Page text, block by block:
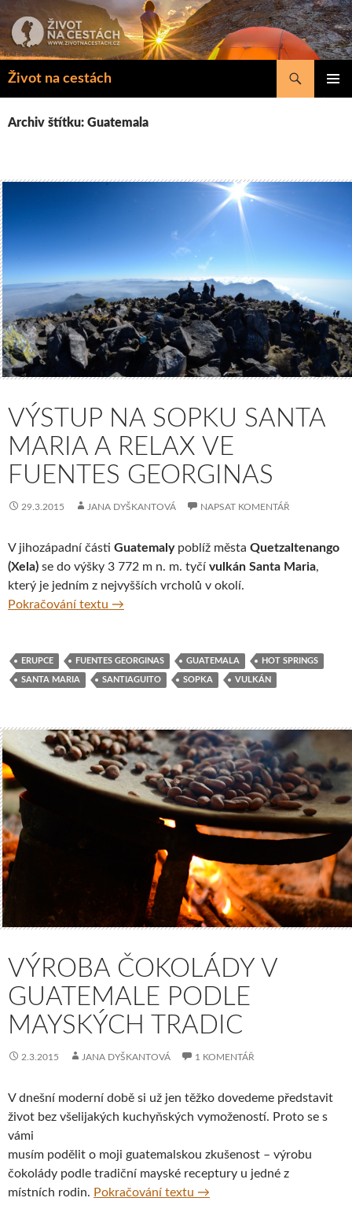
k
obsahu
Život na cestách
Hledat
Archiv štítku: Guatemala
VÝSTUP NA SOPKU SANTA
MARIA A RELAX VE
FUENTES GEORGINAS
29.3.2015 JANA DYŠKANTOVÁ NAPSAT KOMENTÁŘ
V jihozápadní části Guatemalypoblíž města Quetzaltenango
(Xela) se do výšky 3 772 m n. m. tyčí vulkán Santa Maria,
který je jedním z nejvyšších vrcholů v okolí.
Pokračování textu Výstup na sopku Santa Maria a relax ve
→
ERUPCE FUENTES GEORGINAS GUATEMALA HOT SPRINGS
SANTA MARIA SANTIAGUITO SOPKA VULKÁN
VÝROBA ČOKOLÁDY V
GUATEMALE PODLE
MAYSKÝCH TRADIC
2.3.2015 JANA DYŠKANTOVÁ 1 KOMENTÁŘ
V dnešní moderní době si už jen těžko dovedeme představit
život bez všelijakých kuchyňských vymožeností. Proto se s
vámi
musím podělit o moji guatemalskou zkušenost – výrobu
čokolády podle tradiční mayské receptury u jedné z
místních rodin. Pokračování textu Výroba čokolády v
→